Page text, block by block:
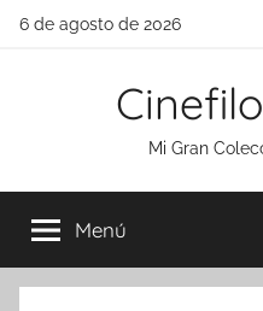
Saltar
6 de agosto de 2026
Mi Gran
Menú